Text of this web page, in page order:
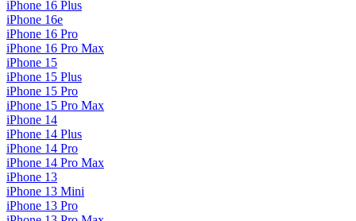
iPhone 16 Plus
iPhone 16e
iPhone 16 Pro
iPhone 16 Pro Max
iPhone 15
iPhone 15 Plus
iPhone 15 Pro
iPhone 15 Pro Max
iPhone 14
iPhone 14 Plus
iPhone 14 Pro
iPhone 14 Pro Max
iPhone 13
iPhone 13 Mini
iPhone 13 Pro